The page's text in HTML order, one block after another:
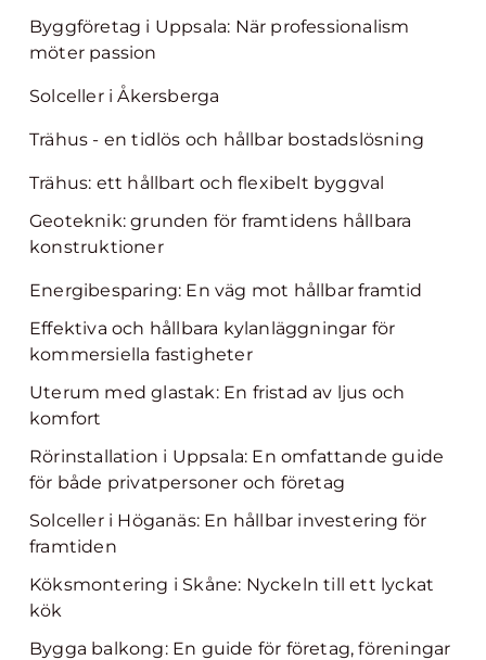
Byggföretag i Uppsala: När professionalism
möter passion
Solceller i Åkersberga
Trähus - en tidlös och hållbar bostadslösning
Trähus: ett hållbart och flexibelt byggval
Geoteknik: grunden för framtidens hållbara
konstruktioner
Energibesparing: En väg mot hållbar framtid
Effektiva och hållbara kylanläggningar för
kommersiella fastigheter
Uterum med glastak: En fristad av ljus och
komfort
Rörinstallation i Uppsala: En omfattande guide
för både privatpersoner och företag
Solceller i Höganäs: En hållbar investering för
framtiden
Köksmontering i Skåne: Nyckeln till ett lyckat
kök
Bygga balkong: En guide för företag, föreningar